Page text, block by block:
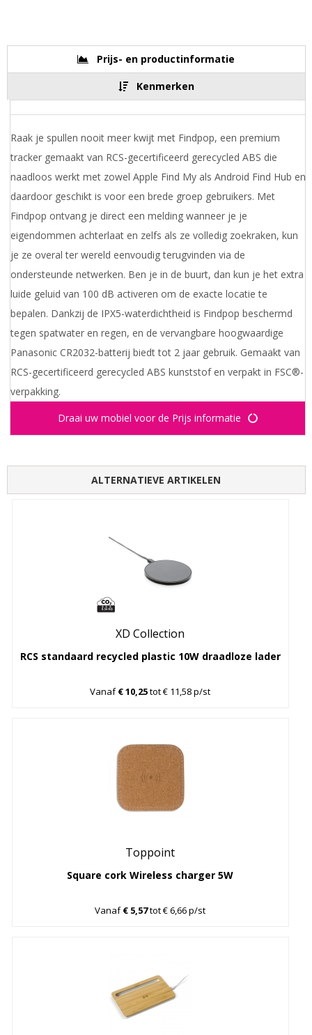
Prijs- en productinformatie
Kenmerken
Raak je spullen nooit meer kwijt met Findpop, een premium
tracker gemaakt van RCS-gecertificeerd gerecycled ABS die
naadloos werkt met zowel Apple Find My als Android Find Hub en
daardoor geschikt is voor een brede groep gebruikers. Met
Findpop ontvang je direct een melding wanneer je je
eigendommen achterlaat en zelfs als ze volledig zoekraken, kun
je ze overal ter wereld eenvoudig terugvinden via de
ondersteunde netwerken. Ben je in de buurt, dan kun je het extra
luide geluid van 100 dB activeren om de exacte locatie te
bepalen. Dankzij de IPX5-waterdichtheid is Findpop beschermd
tegen spatwater en regen, en de vervangbare hoogwaardige
Panasonic CR2032-batterij biedt tot 2 jaar gebruik. Gemaakt van
RCS-gecertificeerd gerecycled ABS kunststof en verpakt in FSC®-
verpakking.
Draai uw mobiel voor de Prijs informatie
ALTERNATIEVE ARTIKELEN
XD Collection
RCS standaard recycled plastic 10W draadloze lader
Vanaf€ 10,25tot € 11,58 p/st
Toppoint
Square cork Wireless charger 5W
Vanaf€ 5,57tot € 6,66 p/st